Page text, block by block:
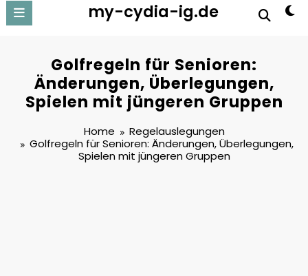
my-cydia-ig.de
Golfregeln für Senioren:
Änderungen, Überlegungen,
Spielen mit jüngeren Gruppen
Home
Regelauslegungen
Golfregeln für Senioren: Änderungen, Überlegungen,
Spielen mit jüngeren Gruppen